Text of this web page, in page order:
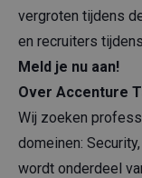
vergroten tijdens
en recruiters
Meld je nu aan!
Over Accenture
Wij zoeken
domeinen:
wordt onderdeel